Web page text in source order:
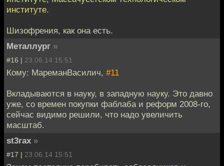
институте.
Шизофрения, как она есть.
Металлург »
#16 | 23.06.14 15:51
Кому: МареманВасилич, #11
Вкладываются в науку, в западную науку. Это давно
уже, со времен покупки фаблаба и реформ 2008-го,
сейчас видимо решили, что надо увеличить
масштаб.
st3rax »
#17 | 23.06.14 15:51